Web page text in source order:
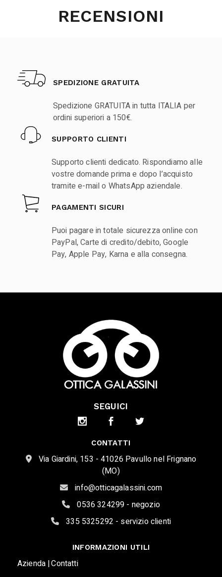
RECENSIONI
SPEDIZIONE GRATUITA
Spedizione GRATUITA in tutta ITALIA per
ordini superiori a 150€.
SUPPORTO CLIENTI
Supporto clienti dedicato. Rispondiamo alle
vostre domande prima e dopo l’acquisto
tramite e-mail o WhatsApp aziendale.
PAGAMENTI SICURI
Puoi pagare in totale sicurezza online con
PayPal, Carte di credito/debito, Google
Pay, Apple Pay, Karna e alla consegna.
SEGUICI
CONTATTI
Via Giardini, 153 - 41026 Pavullo nel Frignano
(MO)
info@otticagalassini.com
0536 324299 - negozio
335 5325292 - servizio clienti
INFORMAZIONI UTILI
Azienda |Contatti